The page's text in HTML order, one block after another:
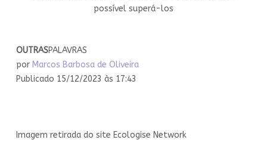
possível superá-los
OUTRASPALAVRAS
por Marcos Barbosa de Oliveira
Publicado 15/12/2023 às 17:43
Imagem retirada do site Ecologise Network